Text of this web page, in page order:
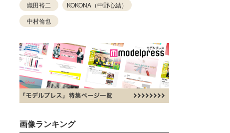
織田裕二
KOKONA（中野心結）
中村倫也
画像ランキング